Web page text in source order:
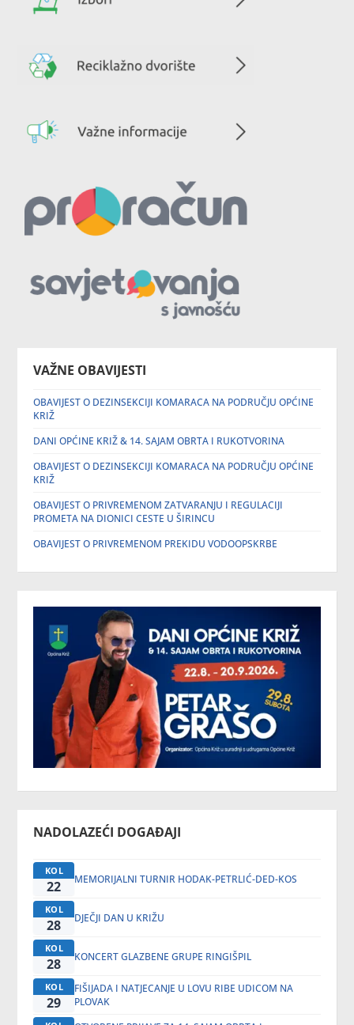
VAŽNE OBAVIJESTI
OBAVIJEST O DEZINSEKCIJI KOMARACA NA PODRUČJU OPĆINE
KRIŽ
DANI OPĆINE KRIŽ & 14. SAJAM OBRTA I RUKOTVORINA
OBAVIJEST O DEZINSEKCIJI KOMARACA NA PODRUČJU OPĆINE
KRIŽ
OBAVIJEST O PRIVREMENOM ZATVARANJU I REGULACIJI
PROMETA NA DIONICI CESTE U ŠIRINCU
OBAVIJEST O PRIVREMENOM PREKIDU VODOOPSKRBE
NADOLAZEĆI DOGAĐAJI
KOL
22 MEMORIJALNI TURNIR HODAK-PETRLIĆ-DED-KOS
KOL
28 DJEČJI DAN U KRIŽU
KOL
28 KONCERT GLAZBENE GRUPE RINGIŠPIL
KOL
29
FIŠIJADA I NATJECANJE U LOVU RIBE UDICOM NA
PLOVAK